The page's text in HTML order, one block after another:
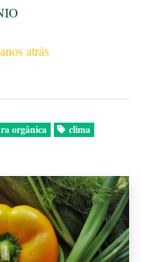
atrás
orgânica clima